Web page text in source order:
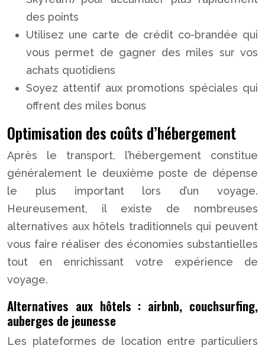
des points
Utilisez une carte de crédit co-brandée qui
vous permet de gagner des miles sur vos
achats quotidiens
Soyez attentif aux promotions spéciales qui
offrent des miles bonus
Optimisation des coûts d’hébergement
Après le transport, l’hébergement constitue
généralement le deuxième poste de dépense
le plus important lors d’un voyage.
Heureusement, il existe de nombreuses
alternatives aux hôtels traditionnels qui peuvent
vous faire réaliser des économies substantielles
tout en enrichissant votre expérience de
voyage.
Alternatives aux hôtels : airbnb, couchsurfing,
auberges de jeunesse
Les plateformes de location entre particuliers